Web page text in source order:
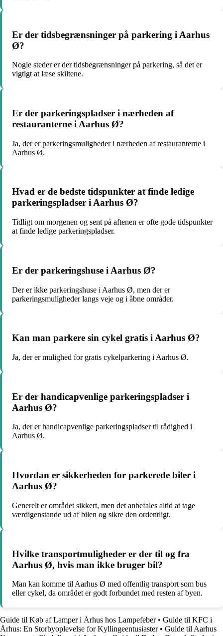
Er der tidsbegrænsninger på parkering i Aarhus
Ø?
Nogle steder er der tidsbegrænsninger på parkering, så det er
vigtigt at læse skiltene.
Er der parkeringspladser i nærheden af
restauranterne i Aarhus Ø?
Ja, der er parkeringsmuligheder i nærheden af restauranterne i
Aarhus Ø.
Hvad er de bedste tidspunkter at finde ledige
parkeringspladser i Aarhus Ø?
Tidligt om morgenen og sent på aftenen er ofte gode tidspunkter
at finde ledige parkeringspladser.
Er der parkeringshuse i Aarhus Ø?
Der er ikke parkeringshuse i Aarhus Ø, men der er
parkeringsmuligheder langs veje og i åbne områder.
Kan man parkere sin cykel gratis i Aarhus Ø?
Ja, der er mulighed for gratis cykelparkering i Aarhus Ø.
Er der handicapvenlige parkeringspladser i
Aarhus Ø?
Ja, der er handicapvenlige parkeringspladser til rådighed i
Aarhus Ø.
Hvordan er sikkerheden for parkerede biler i
Aarhus Ø?
Generelt er området sikkert, men det anbefales altid at tage
værdigenstande ud af bilen og sikre den ordentligt.
Hvilke transportmuligheder er der til og fra
Aarhus Ø, hvis man ikke bruger bil?
Man kan komme til Aarhus Ø med offentlig transport som bus
eller cykel, da området er godt forbundet med resten af byen.
Guide til Køb af Lamper i Århus hos Lampefeber• Guide til KFC i
Århus: En Storbyoplevelse for Kyllingeentusiaster• Guide til Aarhus